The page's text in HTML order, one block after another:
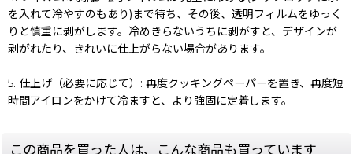
を入れて冷やすのもあり)まで待ち、その後、透明フィルムをゆっく
りと慎重に剥がします。冷めきらないうちに剥がすと、デザインが
剥がれたり、きれいに仕上がらない場合があります。
5. 仕上げ（必要に応じて）: 再度クッキングペーパーを置き、再度短
時間アイロンをかけて冷ますと、より強固に定着します。
この商品を買った人は、こんな商品も買っています